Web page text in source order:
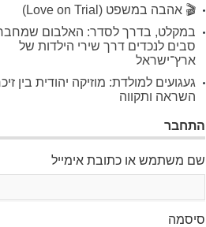
🎬 אהבה במשפט (Love on Trial)
במקלט, בדרך לסדר: האלבום שמחבר
סבים לנכדים דרך שירי הילדות של
ארץ־ישראל
געגועים למולדת: מוזיקה יהודית בין
השראה ותקווה
התחבר
שם משתמש או כתובת אימייל
סיסמה